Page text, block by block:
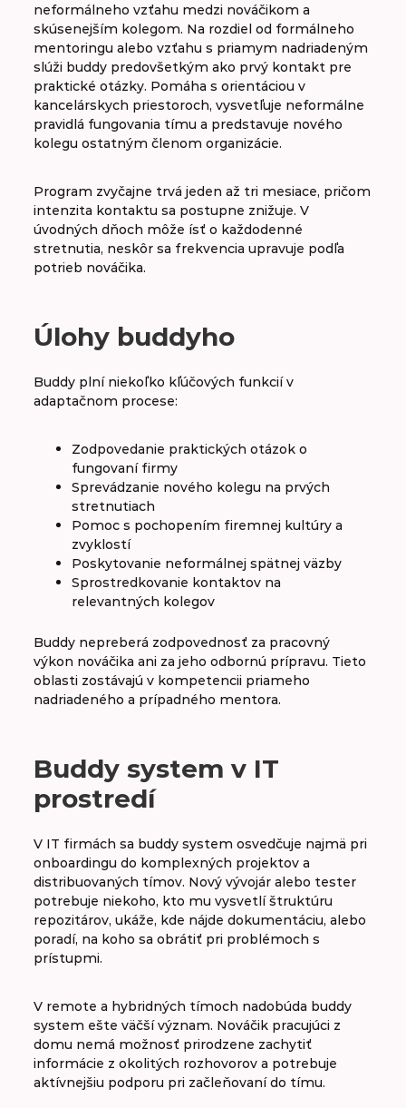
Buddy system
neformálneho vzťahu medzi nováčikom a
skúsenejším kolegom. Na rozdiel od formálneho
mentoringu alebo vzťahu s priamym nadriadeným
slúži buddy predovšetkým ako prvý kontakt pre
praktické otázky. Pomáha s orientáciou v
kancelárskych priestoroch, vysvetľuje neformálne
pravidlá fungovania tímu a predstavuje nového
kolegu ostatným členom organizácie.
Program zvyčajne trvá jeden až tri mesiace, pričom
intenzita kontaktu sa postupne znižuje. V
úvodných dňoch môže ísť o každodenné
stretnutia, neskôr sa frekvencia upravuje podľa
potrieb nováčika.
Úlohy buddyho
Buddy plní niekoľko kľúčových funkcií v
adaptačnom procese:
Zodpovedanie praktických otázok o
fungovaní firmy
Sprevádzanie nového kolegu na prvých
stretnutiach
Pomoc s pochopením firemnej kultúry a
zvyklostí
Poskytovanie neformálnej spätnej väzby
Sprostredkovanie kontaktov na
relevantných kolegov
Buddy nepreberá zodpovednosť za pracovný
výkon nováčika ani za jeho odbornú prípravu. Tieto
oblasti zostávajú v kompetencii priameho
nadriadeného a prípadného mentora.
Buddy system v IT
prostredí
V IT firmách sa buddy system osvedčuje najmä pri
onboardingu do komplexných projektov a
distribuovaných tímov. Nový vývojár alebo tester
potrebuje niekoho, kto mu vysvetlí štruktúru
repozitárov, ukáže, kde nájde dokumentáciu, alebo
poradí, na koho sa obrátiť pri problémoch s
prístupmi.
V remote a hybridných tímoch nadobúda buddy
system ešte väčší význam. Nováčik pracujúci z
domu nemá možnosť prirodzene zachytiť
informácie z okolitých rozhovorov a potrebuje
aktívnejšiu podporu pri začleňovaní do tímu.